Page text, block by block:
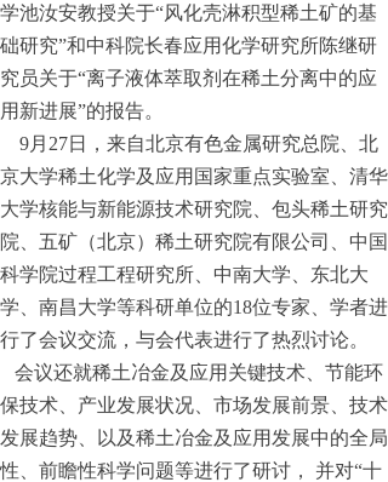
学池汝安教授关于“风化壳淋积型稀土矿的基
础研究”和中科院长春应用化学研究所陈继研
究员关于“离子液体萃取剂在稀土分离中的应
用新进展”的报告。
9月27日，来自北京有色金属研究总院、北
京大学稀土化学及应用国家重点实验室、清华
大学核能与新能源技术研究院、包头稀土研究
院、五矿（北京）稀土研究院有限公司、中国
科学院过程工程研究所、中南大学、东北大
学、南昌大学等科研单位的18位专家、学者进
行了会议交流，与会代表进行了热烈讨论。
会议还就稀土冶金及应用关键技术、节能环
保技术、产业发展状况、市场发展前景、技术
发展趋势、以及稀土冶金及应用发展中的全局
性、前瞻性科学问题等进行了研讨， 并对“十